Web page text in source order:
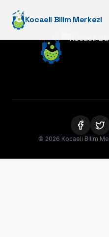
Kocaeli Bilim Merkezi
© 2026 Kocaeli Bilim